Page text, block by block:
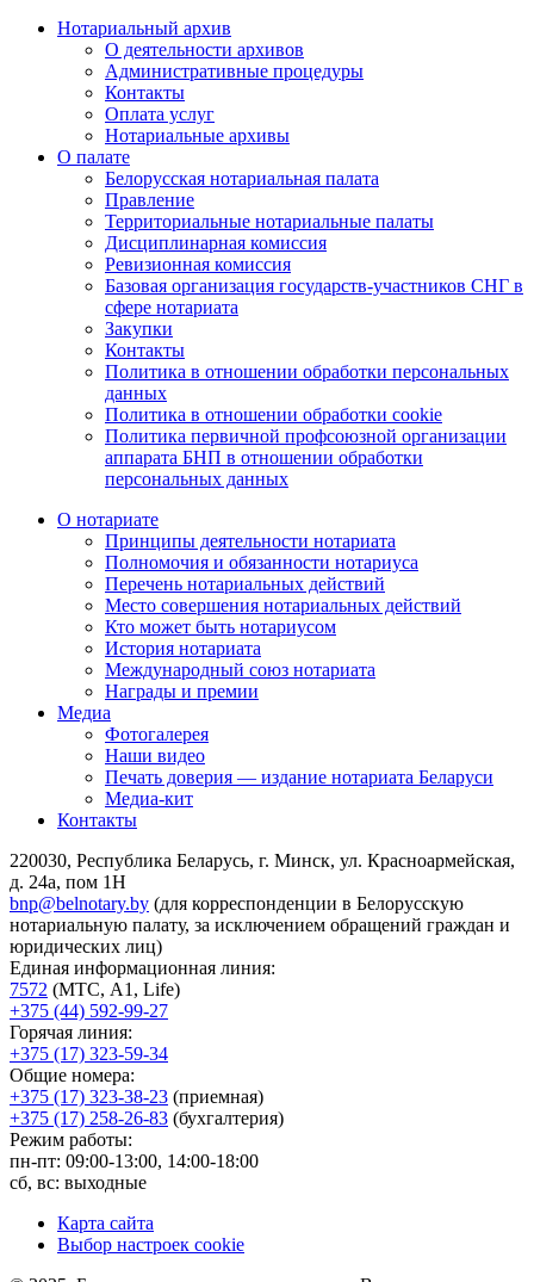
Нотариальный архив
О деятельности архивов
Административные процедуры
Контакты
Оплата услуг
Нотариальные архивы
О палате
Белорусская нотариальная палата
Правление
Территориальные нотариальные палаты
Дисциплинарная комиссия
Ревизионная комиссия
Базовая организация государств-участников СНГ в
сфере нотариата
Закупки
Контакты
Политика в отношении обработки персональных
данных
Политика в отношении обработки cookie
Политика первичной профсоюзной организации
аппарата БНП в отношении обработки
персональных данных
О нотариате
Принципы деятельности нотариата
Полномочия и обязанности нотариуса
Перечень нотариальных действий
Место совершения нотариальных действий
Кто может быть нотариусом
История нотариата
Международный союз нотариата
Награды и премии
Медиа
Фотогалерея
Наши видео
Печать доверия — издание нотариата Беларуси
Медиа-кит
Контакты
220030, Республика Беларусь, г. Минск, ул. Красноармейская,
д. 24а, пом 1Н
bnp@belnotary.by (для корреспонденции в Белорусскую
нотариальную палату, за исключением обращений граждан и
юридических лиц)
Единая информационная линия:
7572 (МТС, A1, Life)
+375 (44) 592-99-27
Горячая линия:
+375 (17) 323-59-34
Общие номера:
+375 (17) 323-38-23 (приемная)
+375 (17) 258-26-83 (бухгалтерия)
Режим работы:
пн-пт: 09:00-13:00, 14:00-18:00
сб, вс: выходные
Карта сайта
Выбор настроек cookie